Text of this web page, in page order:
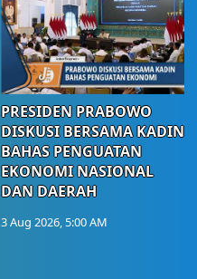
PRESIDEN PRABOWO
DISKUSI BERSAMA KADIN
BAHAS PENGUATAN
EKONOMI NASIONAL
DAN DAERAH
3 Aug 2026, 5:00 AM